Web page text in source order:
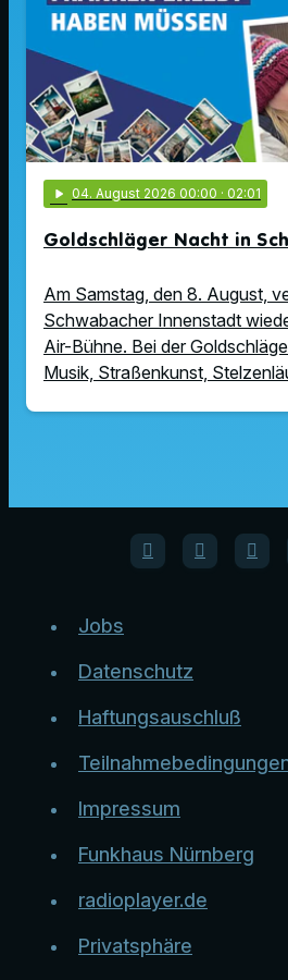
play_arrow 04. August 2026 00:00 · 02:01
Goldschläger Nacht in
Am Samstag, den 8. August,
Schwabacher Innenstadt
Air-Bühne. Bei der
Musik, Straßenkunst,
Jobs
Datenschutz
Haftungsauschluß
Impressum
Funkhaus Nürnberg
radioplayer.de
Privatsphäre